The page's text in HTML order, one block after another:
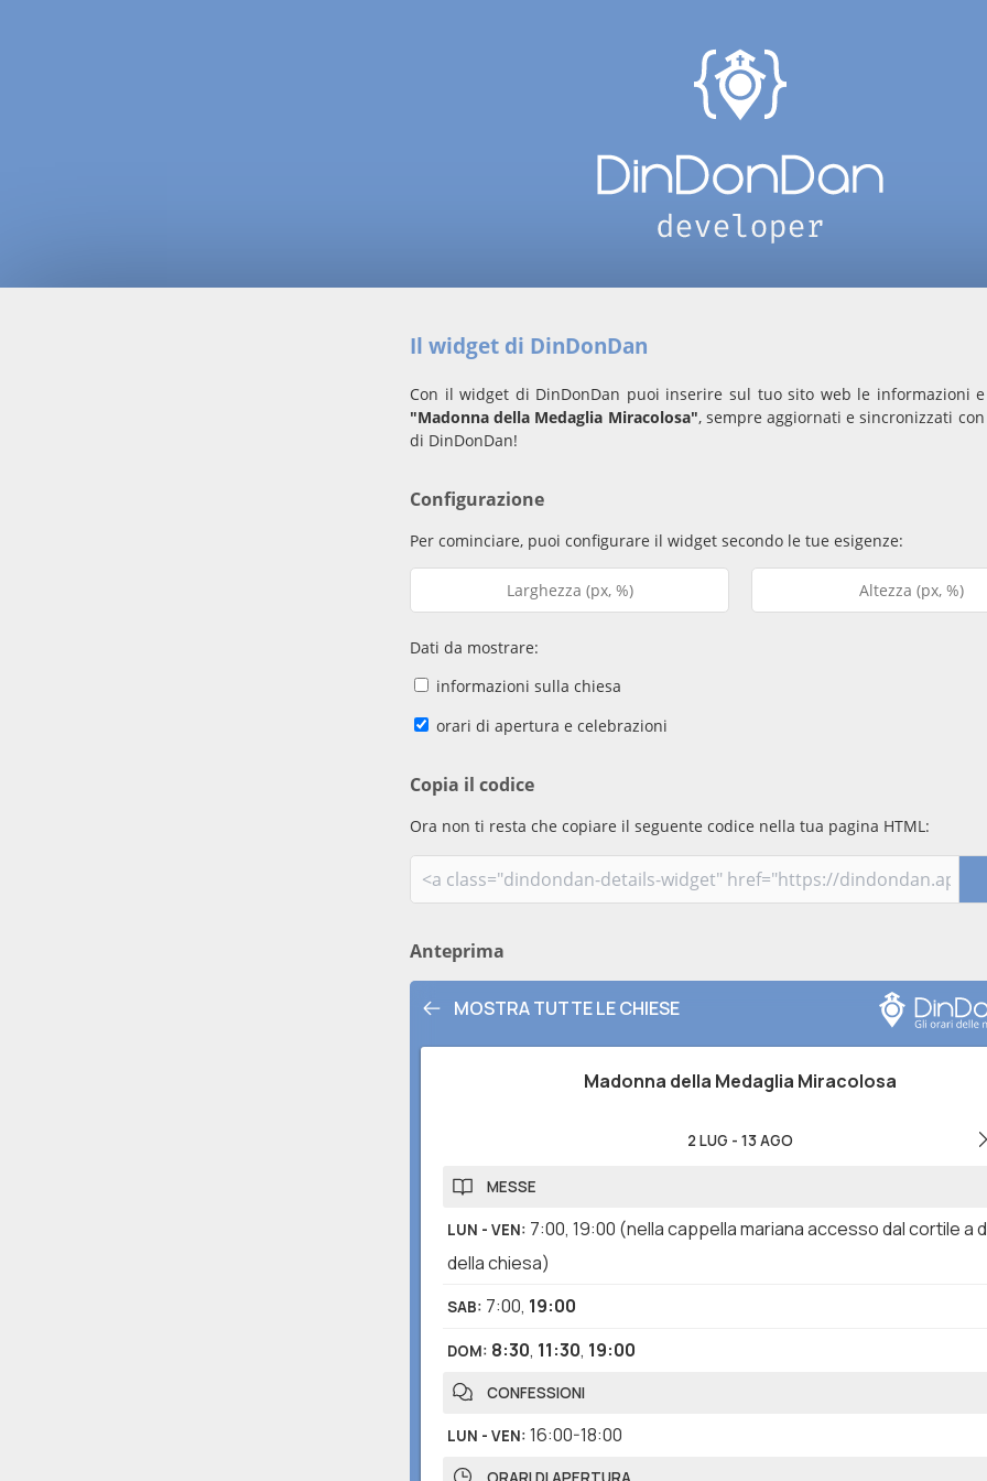
Il widget di DinDonDan
Con il widget di DinDonDan puoi inserire sul tuo sito web le informazioni
"Madonna della Medaglia Miracolosa", sempre aggiornati e sincronizzati
di DinDonDan!
Configurazione
Per cominciare, puoi configurare il widget secondo le tue esigenze:
Dati da mostrare:
informazioni sulla chiesa
orari di apertura e celebrazioni
Copia il codice
Ora non ti resta che copiare il seguente codice nella tua pagina HTML:
Anteprima